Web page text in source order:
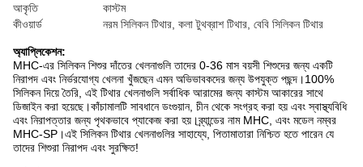
আকৃতি
কাস্টম
কীওয়ার্ড
নরম সিলিকন টিথার, কলা টুথব্রাশ টিথার, বেবি সিলিকন টিথার
অ্যাপ্লিকেশন:
MHC-এর সিলিকন শিশুর দাঁতের খেলনাগুলি তাদের 0-36 মাস বয়সী শিশুদের জন্য একটি
নিরাপদ এবং নির্ভরযোগ্য খেলনা খুঁজছেন এমন অভিভাবকদের জন্য উপযুক্ত পছন্দ।100%
সিলিকন দিয়ে তৈরি, এই টিথার খেলনাগুলি সর্বাধিক আরামের জন্য কাস্টম আকারের সাথে
ডিজাইন করা হয়েছে।কাঁচামালটি সাবধানে ডংগুয়ান, চীন থেকে সংগ্রহ করা হয় এবং স্বাস্থ্যবিধি
এবং নিরাপত্তার জন্য পৃথকভাবে প্যাকেজ করা হয়।ব্র্যান্ডের নাম MHC, এবং মডেল নম্বর
MHC-SP।এই সিলিকন টিথার খেলনাগুলির সাহায্যে, পিতামাতারা নিশ্চিত হতে পারেন যে
তাদের শিশুরা নিরাপদ এবং সুরক্ষিত!